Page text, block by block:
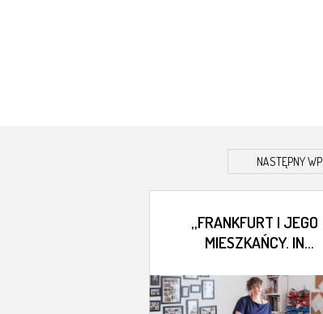
NASTĘPNY
„FRANKFURT I JEGO
MIESZKAŃCY. IN
GESELLSCHAFT” –
WYSTAWA